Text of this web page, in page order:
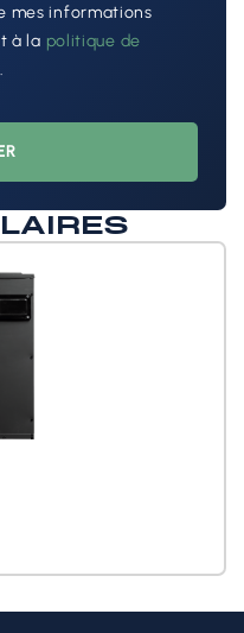
mes informations
à la politique de